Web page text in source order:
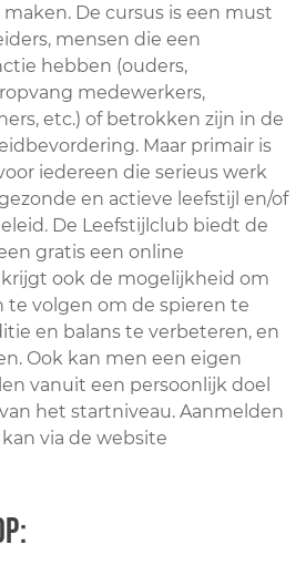
De cursus is een must
mensen die een
hebben (ouders,
medewerkers,
etc.) of betrokken zijn in de
Maar primair is
iedereen die serieus werk
en actieve leefstijl en/of
De Leefstijlclub biedt de
gratis een online
krijgt ook de mogelijkheid om
te volgen om de spieren te
en balans te verbeteren, en
Ook kan men een eigen
vanuit een persoonlijk doel
het startniveau. Aanmelden
via de website